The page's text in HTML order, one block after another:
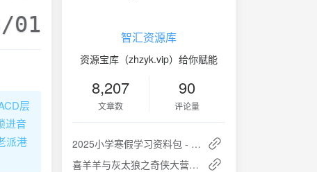
01
层
进音
派港
智汇资源库
资源宝库（zhzyk.vip）给你赋能
8,207
文章数
90
评论量
2025小学寒假学习资料包 - 快乐学习，轻松提升
喜羊羊与灰太狼之奇侠大营救 (2025) 更新60 完结 儿童动画片